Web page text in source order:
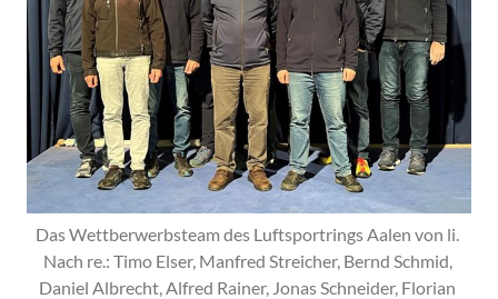
Das Wettberwerbsteam des Luftsportrings Aalen von li.
Nach re.: Timo Elser, Manfred Streicher, Bernd Schmid,
Daniel Albrecht, Alfred Rainer, Jonas Schneider, Florian